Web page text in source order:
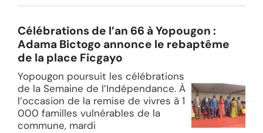
Célébrations de l’an 66 à Yopougon :
Adama Bictogo annonce le rebaptême
de la place Ficgayo
Yopougon poursuit les célébrations
de la Semaine de l’Indépendance. À
l’occasion de la remise de vivres à 1
000 familles vulnérables de la
commune, mardi